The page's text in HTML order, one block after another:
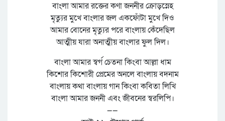
বাংলা আমার রক্তের কণা জননীর ক্রোড়স্নেহ
মৃত্যুর মুখে বাংলার জল একফোঁটা মুখে দিও
আমার বোনের মৃত্যুর পরে বাংলায় কেঁদেছিল
আত্মীয় যারা অনাত্মীয় বাংলার ফুল দিল।
বাংলা আমার স্বর্গ চেতনা কিংবা আল্লা ধাম
কিশোর কিশোরী প্রেমের অনলে বাংলায় বদনাম
বাংলায় কথা বাংলায় গান কিংবা কবিতা লিখি
বাংলা আমার জননী এবং জীবনের স্বরলিপি।
——